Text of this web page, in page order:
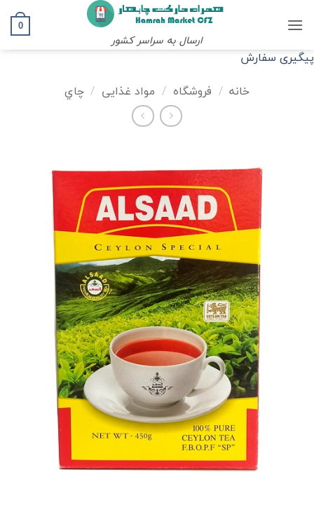
ارسال به سراسر کشور
0
پیگیری سفارش
خانه / فروشگاه / مواد غذایی / چاي